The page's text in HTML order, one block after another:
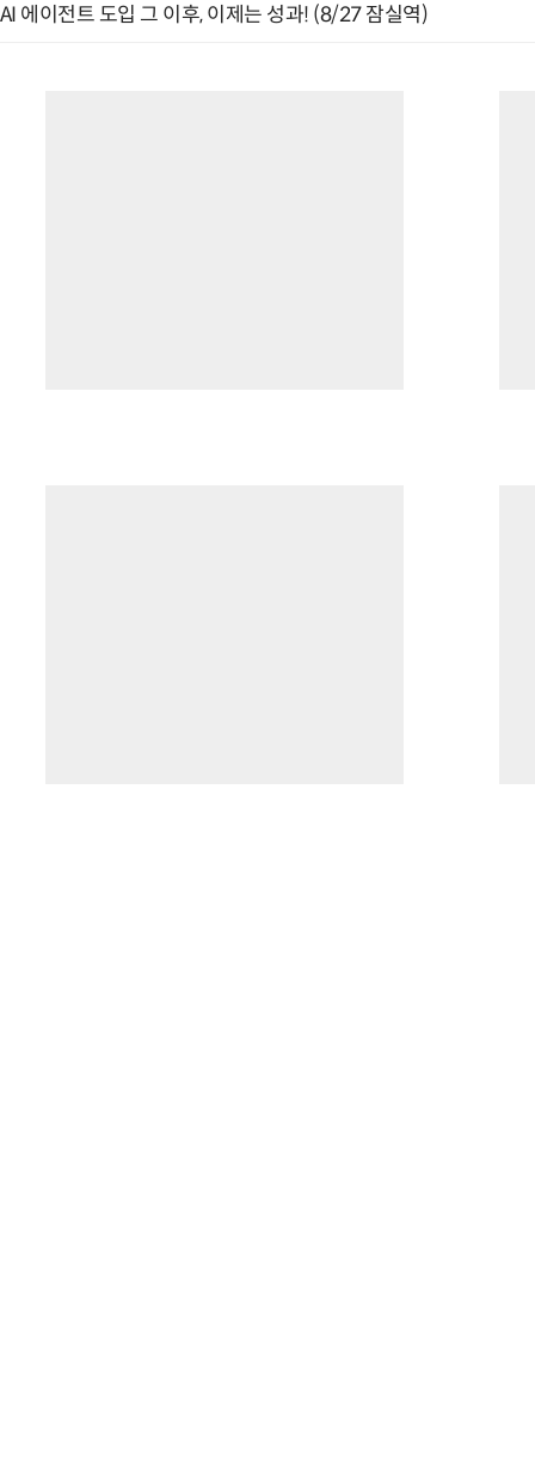
AI 에이전트 도입 그 이후, 이제는 성과! (8/27 잠실역)